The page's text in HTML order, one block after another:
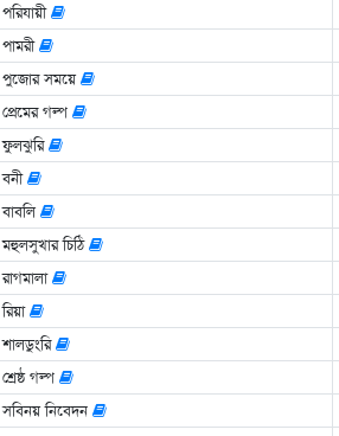
পরিযায়ী
পামরী
পুজোর সময়ে
প্রেমের গল্প
ফুলঝুরি
বনী
বাবলি
মহুলসুখার চিঠি
রাগমালা
রিয়া
শালডুংরি
শ্রেষ্ঠ গল্প
সবিনয় নিবেদন